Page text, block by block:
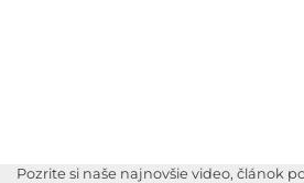
Pozrite si naše najnovšie video, článok